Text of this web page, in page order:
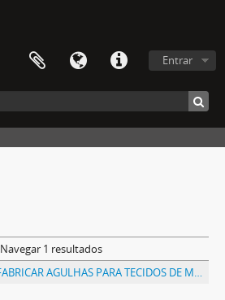
Entrar
Navegar 1 resultados
UM NOVO SYSTEMA DE FABRICAR AGULHAS PARA TECIDOS DE MEIA E OUTROS DE MALHA